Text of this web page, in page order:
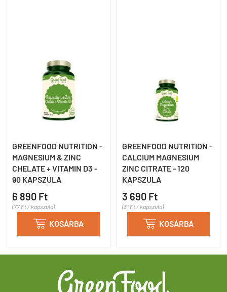
GREENFOOD NUTRITION -
MAGNESIUM & ZINC
CHELATE + VITAMIN D3 -
90 KAPSZULA
6 890 Ft
(77 Ft / kapszula)
 KOSÁRBA
GREENFOOD NUTRITION -
CALCIUM MAGNESIUM
ZINC CITRATE - 120
KAPSZULA
3 690 Ft
(31 Ft / kapszula)
 KOSÁRBA